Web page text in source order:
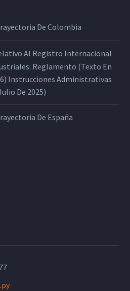
De Colombia
Al Registro Internacional
Reglamento (texto En
Instrucciones Administrativas
De 2025)
De España